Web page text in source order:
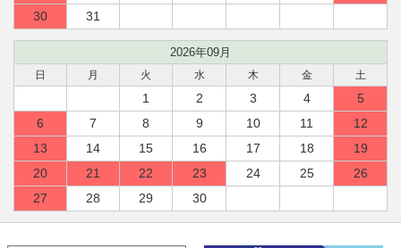
30
31
2026年09月
日 月 火 水 木 金 土
1 2 3 4
5
6
7 8 9 10 11
12
13
14 15 16 17 18
19
20
21 22 23 24 25
26
27
28 29 30